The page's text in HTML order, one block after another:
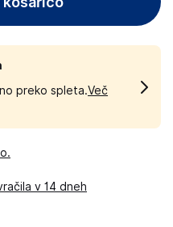
preko spleta.Več
v 14 dneh